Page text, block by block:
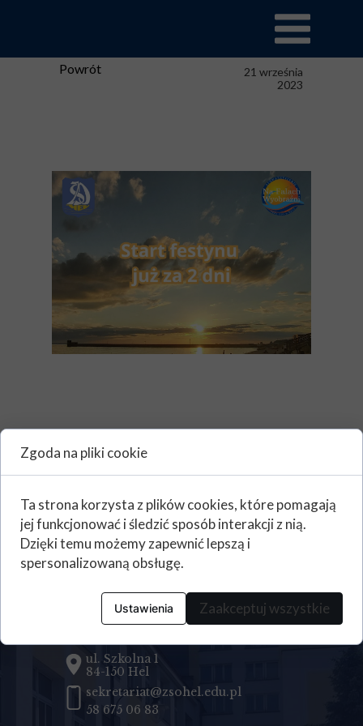
Powrót
21 września
2023
Kontakt
Zespół Szkół Ogólnokształcących
ul. Szkolna 1
84-150 Hel
sekretariat@zsohel.edu.pl
58 675 06 83
Start festynu już za 2 dni
Zgoda na pliki cookie
Ta strona korzysta z plików cookies, które pomagają
jej funkcjonować i śledzić sposób interakcji z nią.
Dzięki temu możemy zapewnić lepszą i
spersonalizowaną obsługę.
Ustawienia Zaakceptuj wszystkie